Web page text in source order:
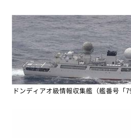
ドンディアオ級情報収集艦（艦番号